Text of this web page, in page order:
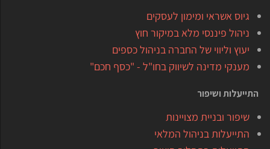
גיוס אשראי ומימון לעסקים
ניהול פיננסי מלא במיקור חוץ
יעוץ וליווי של החברה בניהול כספים
מענקי מדינה לשיווק בחו"ל - "כסף חכם"
התייעלות ושיפור
שיפור ובניית מצויינות
התייעלות בניהול המלאי